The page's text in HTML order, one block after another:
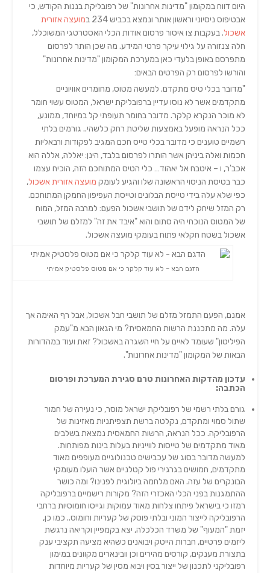
היום דווח במקומון "מדינות אחרונות" של רפובליקת בננות הקודש, כי
אבטיפוס ניסיוני וראשון אותר ונמצא בכביש 234 ב
מועצה אזורית
אשכול. בעקבות צו איסור פרסום אודות הכלי האסטרטגי המשוכלל,
חלה צנזורה על גילוי עיקר פרטי המידע. מה שכן הותר לפרסום
מתפרסם באופן בלעדי כאן במערכת המקומון "מדינות אחרונות"
והורשו לפרסום רק הפרטים הבאים:
"מדובר בכלי טיס מתקדם. למעשה מטוס, מחומרים אוויוניים
מתקדמים אשר לא נוסו עדיין ברפובליקת ישראל, המטוס עשוי חומר
לא מוכר הנקרא קלקר. מדובר בחומר תעופתי קל במיוחד, ממונע,
ככל הנראה מופעל באמצעות שליטת רחק כלשהי.. גורמים בלתי
רשמיים טוענים כי מדובר בכלי טייס חכם המגיב לפקודות ורבאליות
חכמות ואלה ביניהן אשר הותרו לפרסום בלבד, הינן: יאללה, אללה הוא
אכב'ר, ו – איטבח אל יאהוד… כלי הטיס המתוחכם הזה, הוכיח עצמו
כבר בטיסת הניסוי הראשונה שלו והגיע לעומק מועצה אזורית אשכול,
כפי שלא עלה בידי טייסת הבלונים וטייסת העפיפון החמקן המתוחכם.
רק המזל שיחק לידם של תושבי אשכול הפעם: למרבה המזל, המוח
של המטוס הנוכחי היה סתום והוא "איבד את זה" למזלם של תושבי
אשכול בשטח חקלאי פתוח בעומקי מועצה אשכול.
הדגם הבא – לא עוד קלקר כי אם מטוס פלסטיק אמיתי
אמנם, הפעם התמזל מזלם של תושבי חבל אשכול, אבל רף האימה אך
עלה. מה מתכננת הרשות החמאסית? מי הגאון הבא מ"עמק
הפיליטון" שעומד לאיים על חיי השגרה באשכול? זאת ועוד במהדורות
הבאות של המקומון "מדינות אחרונות".
עדכון מהדקות האחרונות טרם סגירת המערכת ופרסום
הכתבה:
גורם בלתי רשמי של רפובליקת ישראל מוסר, כי נעירה של חמור
שתול סמוי ומתקדם, נקלטה ברשת תצפיתניות מאזינות של
הרפובליקה. ככל הנראה, הרשות החמאסית נמצאת בשלבים
מאוד מתקדמים של טייסות לווייניות בעלות בינות מפותחות.
למעשה מדובר בסוג של עכבישים טכנולוגיים מעופפים מאוד
מתקדמים, חמושים בגרגירי פול קטלניים אשר הועלו מעומקי
הבונקרים של עזה. האם מלחמה ביולוגית לפנינו? ומה כושר
ההתמגנות בפני הכלי האכזרי הזה? מקורות רישמיים ברפובליקה
רמזו כי בישראל פיתחו צלחות מאוד עמוקות וגייסו חומוסיות ברחבי
הרפובליקה לייצור המוני ובלתי פוסק של קעריות וחומוס.. כמו כן,
יזמת "המעוף" של משרד הכלכלה, יצא בקמפיין וקריאה נרגשת
ליזמים פרטיים, חברות הייטק ויבואנים כשהיא מציעה תקציבי ענק
בתצורת מענקים, קורסים מהירים וכן וובינארים מקוונים במימון
רפובליקני לתכנון של ייצור בסין ויבוא מסין של קעריות מיוחדות